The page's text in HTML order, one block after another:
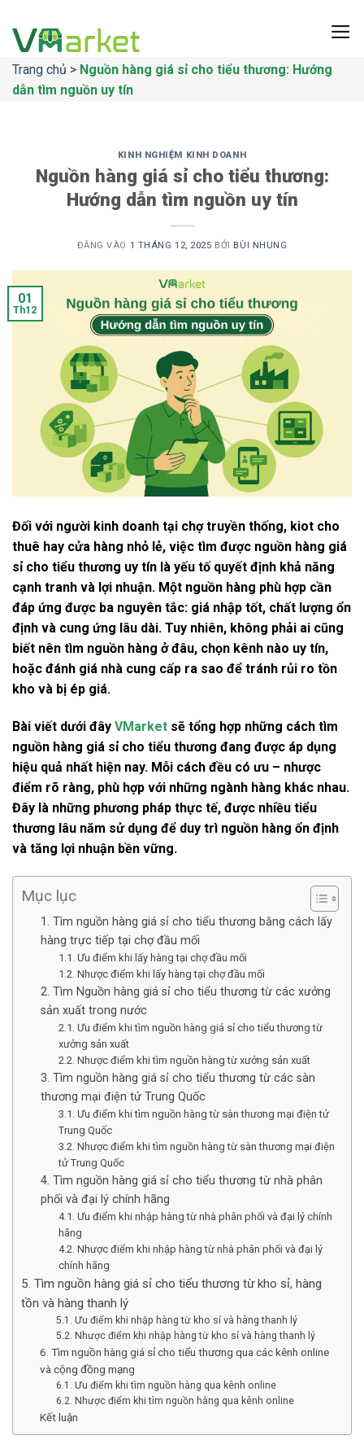
qua
dungTrang chủ > Nguồn hàng giá sỉ cho tiểu thương: Hướng
dẫn tìm nguồn uy tín
KINH NGHIỆM KINH DOANH
Nguồn hàng giá sỉ cho tiểu thương:
Hướng dẫn tìm nguồn uy tín
ĐĂNG VÀO 1 THÁNG 12, 2025 BỞI BÙI NHUNG
01
Th12
Đối với người kinh doanh tại chợ truyền thống, kiot cho
thuê hay cửa hàng nhỏ lẻ, việc tìm được nguồn hàng giá
sỉ cho tiểu thương uy tín là yếu tố quyết định khả năng
cạnh tranh và lợi nhuận. Một nguồn hàng phù hợp cần
đáp ứng được ba nguyên tắc: giá nhập tốt, chất lượng ổn
định và cung ứng lâu dài. Tuy nhiên, không phải ai cũng
biết nên tìm nguồn hàng ở đâu, chọn kênh nào uy tín,
hoặc đánh giá nhà cung cấp ra sao để tránh rủi ro tồn
kho và bị ép giá.
Bài viết dưới đây VMarket sẽ tổng hợp những cách tìm
nguồn hàng giá sỉ cho tiểu thương đang được áp dụng
hiệu quả nhất hiện nay. Mỗi cách đều có ưu – nhược
điểm rõ ràng, phù hợp với những ngành hàng khác nhau.
Đây là những phương pháp thực tế, được nhiều tiểu
thương lâu năm sử dụng để duy trì nguồn hàng ổn định
và tăng lợi nhuận bền vững.
Mục lục
1. Tìm nguồn hàng giá sỉ cho tiểu thương bằng cách lấy
hàng trực tiếp tại chợ đầu mối
1.1. Ưu điểm khi lấy hàng tại chợ đầu mối
1.2. Nhược điểm khi lấy hàng tại chợ đầu mối
2. Tìm Nguồn hàng giá sỉ cho tiểu thương từ các xưởng
sản xuất trong nước
2.1. Ưu điểm khi tìm nguồn hàng giá sỉ cho tiểu thương từ
xưởng sản xuất
2.2. Nhược điểm khi tìm nguồn hàng từ xưởng sản xuất
3. Tìm nguồn hàng giá sỉ cho tiểu thương từ các sàn
thương mại điện tử Trung Quốc
3.1. Ưu điểm khi tìm nguồn hàng từ sàn thương mại điện tử
Trung Quốc
3.2. Nhược điểm khi tìm nguồn hàng từ sàn thương mại điện
tử Trung Quốc
4. Tìm nguồn hàng giá sỉ cho tiểu thương từ nhà phân
phối và đại lý chính hãng
4.1. Ưu điểm khi nhập hàng từ nhà phân phối và đại lý chính
hãng
4.2. Nhược điểm khi nhập hàng từ nhà phân phối và đại lý
chính hãng
5. Tìm nguồn hàng giá sỉ cho tiểu thương từ kho sỉ, hàng
tồn và hàng thanh lý
5.1. Ưu điểm khi nhập hàng từ kho sỉ và hàng thanh lý
5.2. Nhược điểm khi nhập hàng từ kho sỉ và hàng thanh lý
6. Tìm nguồn hàng giá sỉ cho tiểu thương qua các kênh online
và cộng đồng mạng
6.1. Ưu điểm khi tìm nguồn hàng qua kênh online
6.2. Nhược điểm khi tìm nguồn hàng qua kênh online
Kết luận